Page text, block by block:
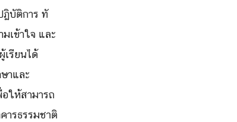
ฏิบัติการ ทั
มเข้าใจ และ
เรียนได้
าและ
อให้สามารถ
ารธรรมชาติ